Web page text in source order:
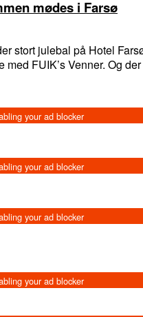
mødes i Farsø
stort julebal på Hotel
FUIK’s Venner. Og der